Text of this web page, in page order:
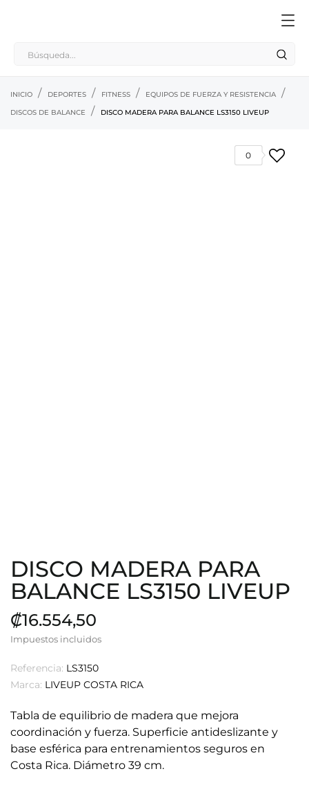
INICIO DEPORTES FITNESS
EQUIPOS DE FUERZA Y RESISTENCIA
DISCOS DE BALANCE
DISCO MADERA PARA BALANCE LS3150 LIVEUP
0
DISCO MADERA PARA
BALANCE LS3150 LIVEUP
₡16.554,50
Impuestos incluidos
Referencia: LS3150
Marca: LIVEUP COSTA RICA
Tabla de equilibrio de madera que mejora
coordinación y fuerza. Superficie antideslizante y
base esférica para entrenamientos seguros en
Costa Rica. Diámetro 39 cm.